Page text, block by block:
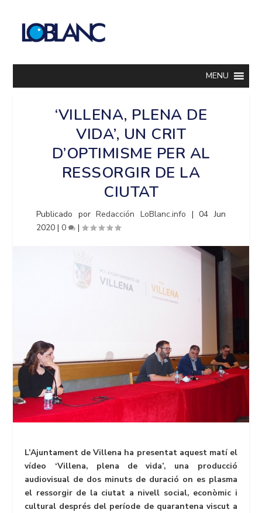
MENU
‘VILLENA, PLENA DE
VIDA’, UN CRIT
D’OPTIMISME PER AL
RESSORGIR DE LA
CIUTAT
Publicado porRedacción LoBlanc.info |04 Jun
2020 |0 |
L’Ajuntament de Villena ha presentat aquest matí el
vídeo ‘Villena, plena de vida’, una producció
audiovisual de dos minuts de duració on es plasma
el ressorgir de la ciutat a nivell social, econòmic i
cultural després del període de quarantena viscut a